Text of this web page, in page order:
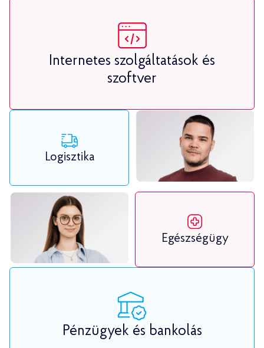
Internetes szolgáltatások és
szoftver
Logisztika
Egészségügy
Pénzügyek és bankolás